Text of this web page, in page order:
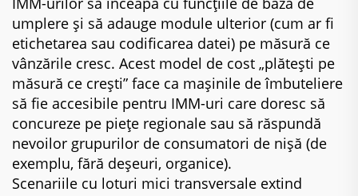
umplere și să adauge module ulterior (cum ar fi
etichetarea sau codificarea datei) pe măsură ce
vânzările cresc. Acest model de cost „plătești pe
măsură ce crești” face ca mașinile de îmbuteliere
să fie accesibile pentru IMM-uri care doresc să
concureze pe piețe regionale sau să răspundă
nevoilor grupurilor de consumatori de nișă (de
exemplu, fără deșeuri, organice).
Scenariile cu loturi mici transversale extind